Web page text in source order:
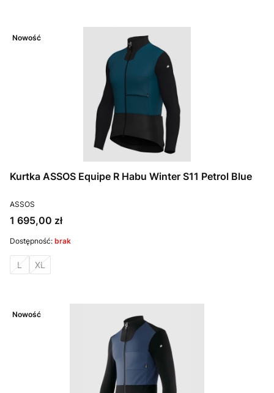
Nowość
Kurtka ASSOS Equipe R Habu Winter S11 Petrol Blue
PRODUCENT
ASSOS
Cena
1 695,00 zł
Dostępność: brak
L XL
Nowość